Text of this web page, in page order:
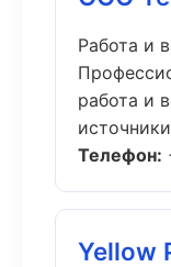
Работа и
работа и
Телефон:
Yellow